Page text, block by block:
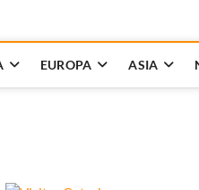
EUROPA ASIA